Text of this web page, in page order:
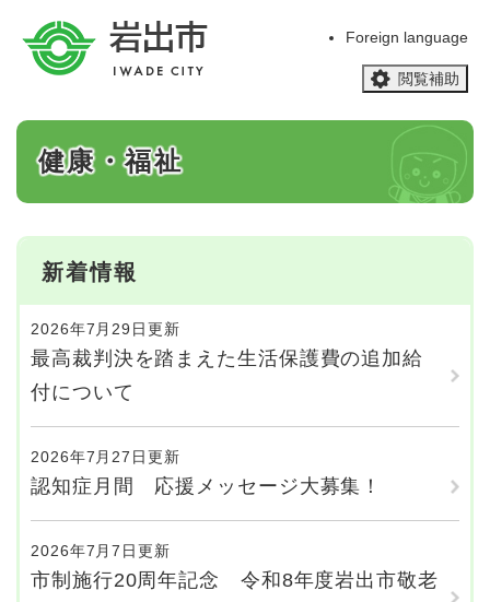
Foreign language
閲覧補助
本
健康・福祉
新着情報
2026年7月29日更新
最高裁判決を踏まえた生活保護費の追加給
付について
2026年7月27日更新
認知症月間 応援メッセージ大募集！
2026年7月7日更新
市制施行20周年記念 令和8年度岩出市敬老